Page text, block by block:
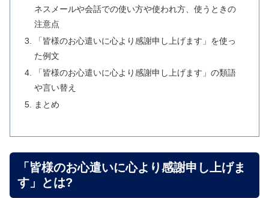
ネスメールや会話での使い方や使われ方、使うときの
注意点
「皆様のお心遣いに心より感謝申し上げます」を使っ
た例文
「皆様のお心遣いに心より感謝申し上げます」の類語
や言い替え
まとめ
「皆様のお心遣いに心より感謝申し上げま
す」とは?